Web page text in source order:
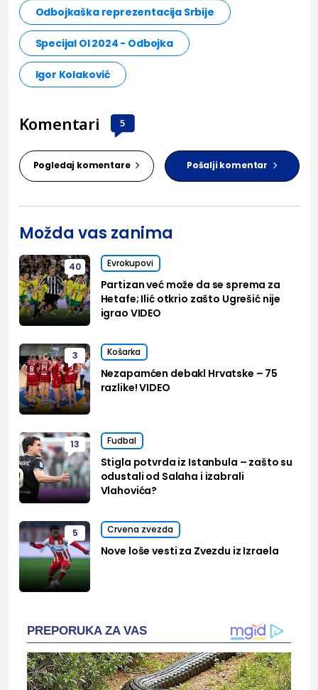
Odbojkaška reprezentacija Srbije
Specijal OI 2024 - Odbojka
Igor Kolaković
Komentari 5
Pogledaj komentare Pošalji komentar
Možda vas zanima
40 Evrokupovi
Partizan već može da se sprema za
Hetafe; Ilić otkrio zašto Ugrešić nije
igrao VIDEO
3 Košarka
Nezapamćen debakl Hrvatske – 75
razlike! VIDEO
13 Fudbal
Stigla potvrda iz Istanbula – zašto su
odustali od Salaha i izabrali
Vlahovića?
5 Crvena zvezda
Nove loše vesti za Zvezdu iz Izraela
PREPORUKA ZA VAS